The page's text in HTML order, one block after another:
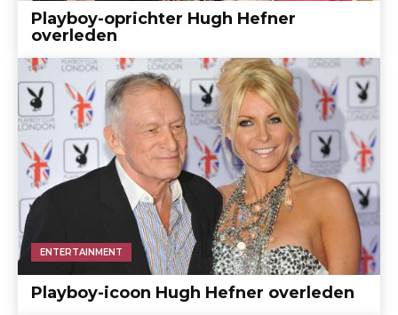
Playboy-oprichter Hugh Hefner
overleden
ENTERTAINMENT
Playboy-icoon Hugh Hefner overleden